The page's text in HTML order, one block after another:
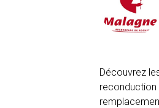
Découvrez
reconduction